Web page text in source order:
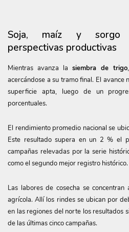
Soja, maíz y sorgo
perspectivas productivas
Mientras avanza la siembra de trigo
acercándose a su tramo final. El avance
superficie apta, luego de un
porcentuales.
El rendimiento promedio nacional se
Este resultado supera en un 2 % el
campañas relevadas por la serie
como el segundo mejor registro histórico.
Las labores de cosecha se
agrícola. Allí los rindes se ubican por
en las regiones del norte los resultados
de las últimas cinco campañas.